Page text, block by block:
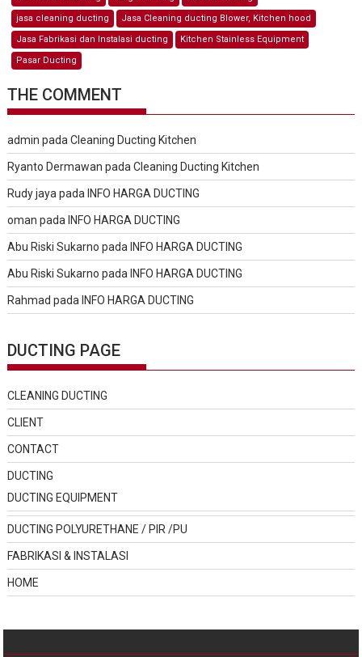
jasa cleaning ducting
Jasa Cleaning ducting Blower, Kitchen hood
Jasa Fabrikasi dan Instalasi ducting
Kitchen Stainless Equipment
Pasar Ducting
THE COMMENT
admin padaCleaning Ducting Kitchen
Ryanto Dermawan padaCleaning Ducting Kitchen
Rudy jaya padaINFO HARGA DUCTING
oman padaINFO HARGA DUCTING
Abu Riski Sukarno padaINFO HARGA DUCTING
Abu Riski Sukarno padaINFO HARGA DUCTING
Rahmad padaINFO HARGA DUCTING
DUCTING PAGE
CLEANING DUCTING
CLIENT
CONTACT
DUCTING
DUCTING EQUIPMENT
DUCTING POLYURETHANE / PIR /PU
FABRIKASI & INSTALASI
HOME